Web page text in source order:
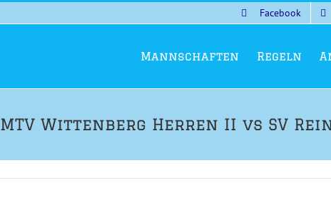
Facebook
Mannschaften Regeln
MTV Wittenberg Herren II vs SV